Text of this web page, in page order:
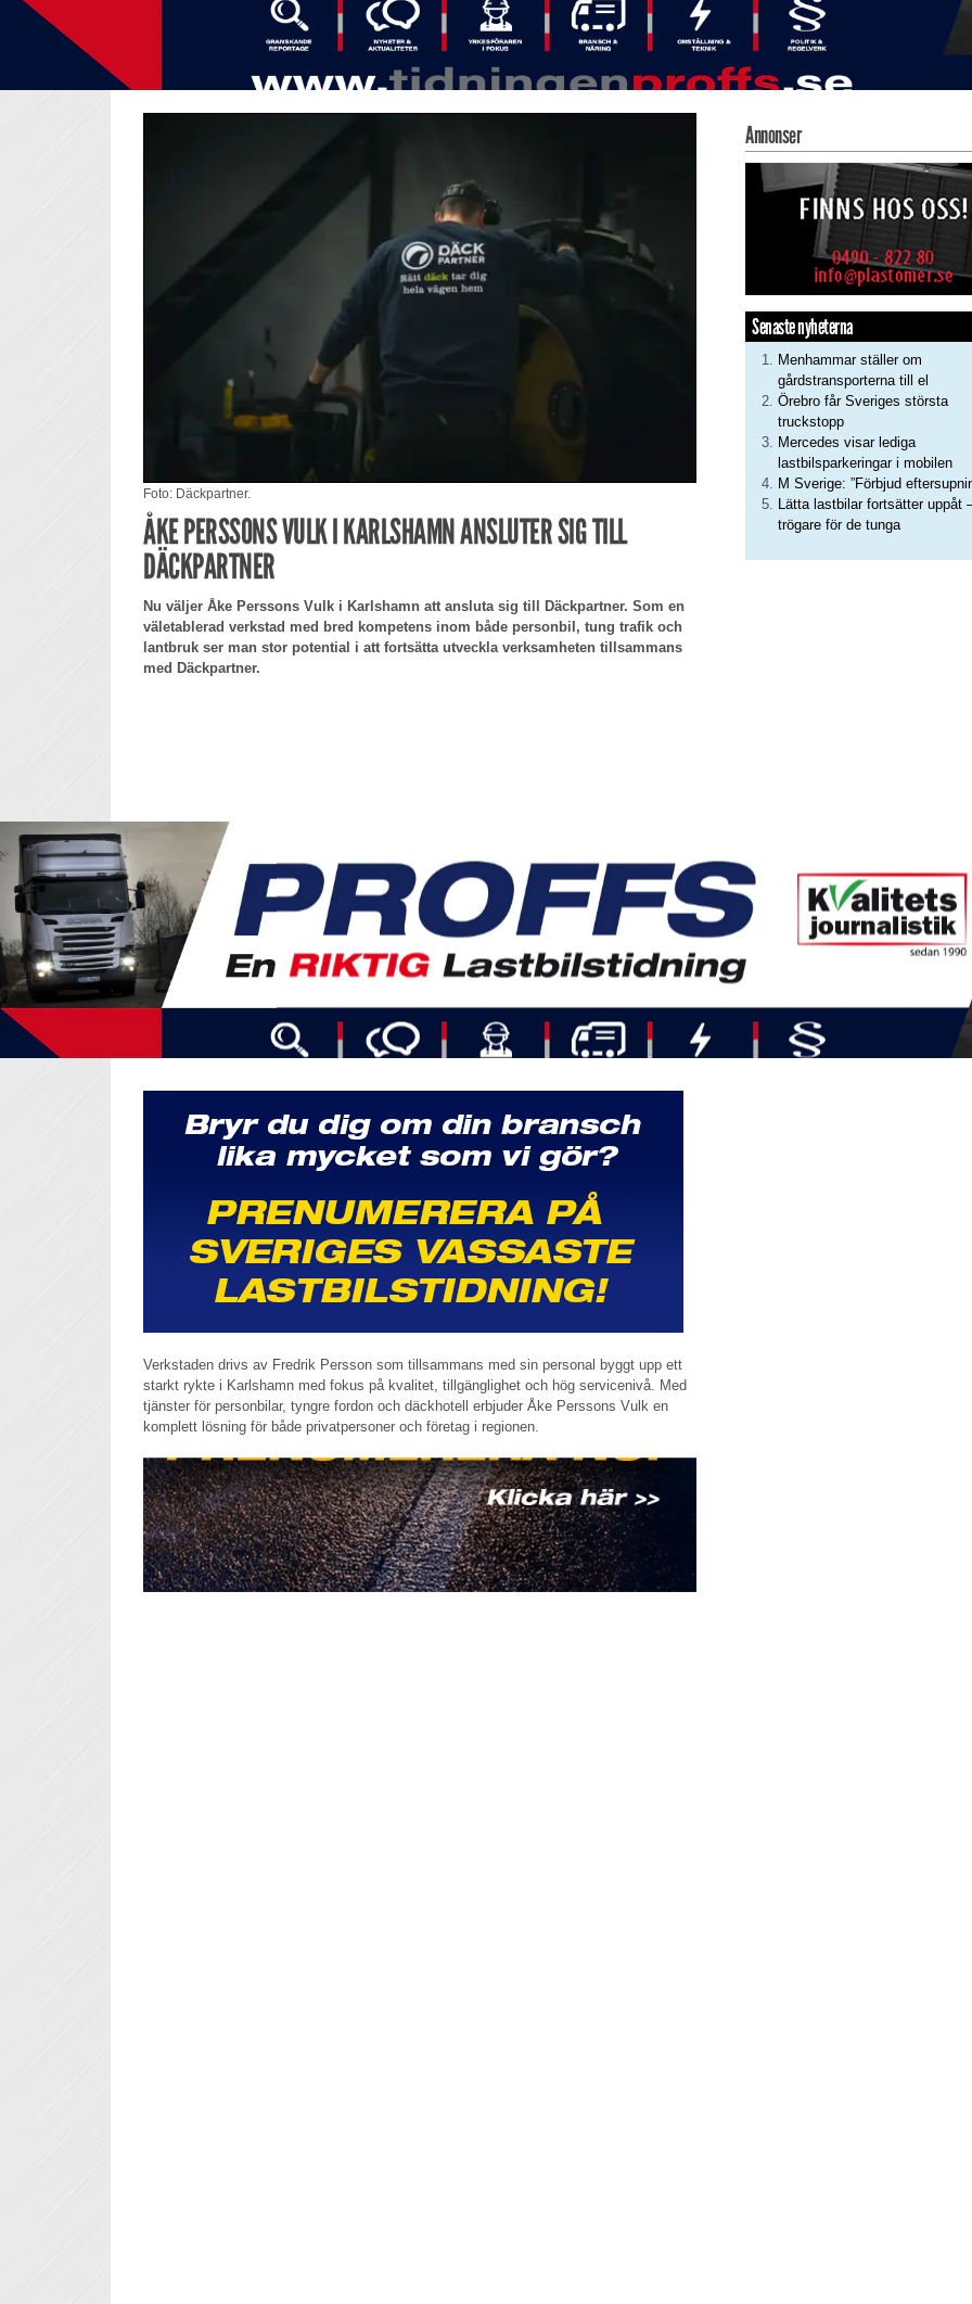
Foto: Däckpartner.
ÅKE PERSSONS VULK I KARLSHAMN ANSLUTER SIG TILL
DÄCKPARTNER
Nu väljer Åke Perssons Vulk i Karlshamn att ansluta sig till Däckpartner. Som en
väletablerad verkstad med bred kompetens inom både personbil, tung trafik och
lantbruk ser man stor potential i att fortsätta utveckla verksamheten tillsammans
med Däckpartner.
Verkstaden drivs av Fredrik Persson som tillsammans med sin personal byggt upp ett
starkt rykte i Karlshamn med fokus på kvalitet, tillgänglighet och hög servicenivå. Med
tjänster för personbilar, tyngre fordon och däckhotell erbjuder Åke Perssons Vulk en
komplett lösning för både privatpersoner och företag i regionen.
Annonser
Senaste nyheterna
Menhammar ställer om
gårdstransporterna till el
Örebro får Sveriges största
truckstopp
Mercedes visar lediga
lastbilsparkeringar i mobilen
M Sverige: ”Förbjud
Lätta lastbilar fortsätter uppåt
trögare för de tunga